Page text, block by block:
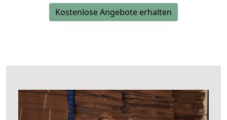
Kostenlose Angebote erhalten